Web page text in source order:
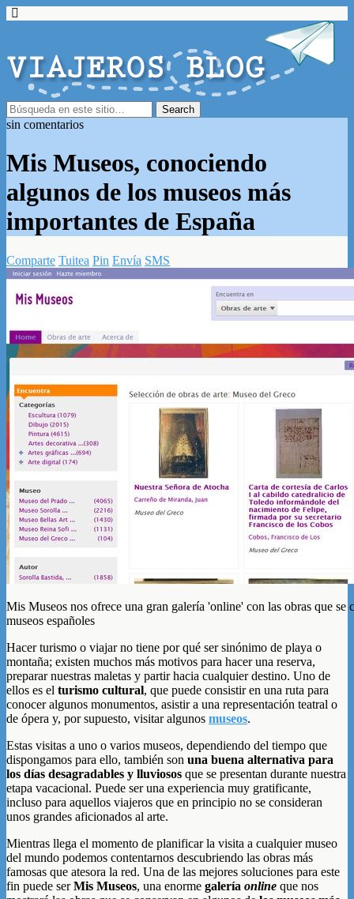
sin comentarios
Mis Museos, conociendo
algunos de los museos más
importantes de España
Comparte Tuitea Pin Envía SMS
Mis Museos nos ofrece una gran galería 'online' con las obras que se
museos españoles
Hacer turismo o viajar no tiene por qué ser sinónimo de playa o
montaña; existen muchos más motivos para hacer una reserva,
preparar nuestras maletas y partir hacia cualquier destino. Uno de
ellos es el turismo cultural, que puede consistir en una ruta para
conocer algunos monumentos, asistir a una representación teatral o
de ópera y, por supuesto, visitar algunos museos.
Estas visitas a uno o varios museos, dependiendo del tiempo que
dispongamos para ello, también son una buena alternativa para
los días desagradables y lluviosos que se presentan durante nuestra
etapa vacacional. Puede ser una experiencia muy gratificante,
incluso para aquellos viajeros que en principio no se consideran
unos grandes aficionados al arte.
Mientras llega el momento de planificar la visita a cualquier museo
del mundo podemos contentarnos descubriendo las obras más
famosas que atesora la red. Una de las mejores soluciones para este
fin puede serMis Museos, una enorme galería online que nos